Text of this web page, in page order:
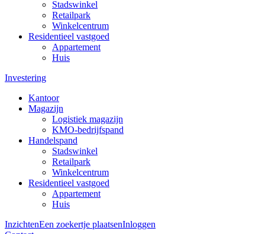
Stadswinkel
Retailpark
Winkelcentrum
Residentieel vastgoed
Appartement
Huis
Investering
Kantoor
Magazijn
Logistiek magazijn
KMO-bedrijfspand
Handelspand
Stadswinkel
Retailpark
Winkelcentrum
Residentieel vastgoed
Appartement
Huis
InzichtenEen zoekertje plaatsenInloggen